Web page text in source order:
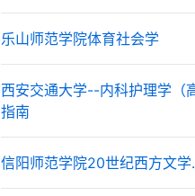
乐山师范学院体育社会学
西安交通大学--内科护理学（
指南
信阳师范学院20世纪西方文学.